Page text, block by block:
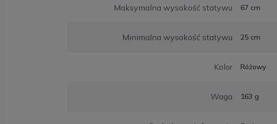
Maksymalna wysokość statywu 67 cm
Minimalna wysokość statywu 25 cm
Kolor Różowy
Waga 163 g